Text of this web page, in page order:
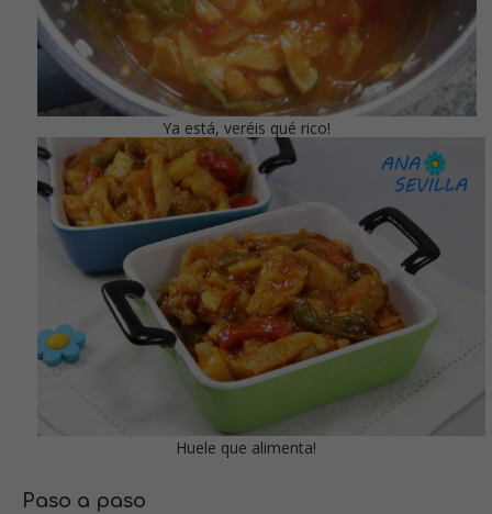
Ya está, veréis qué rico!
Huele que alimenta!
Paso a paso